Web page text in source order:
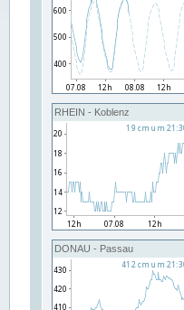
RHEIN - Koblenz
DONAU - Passau